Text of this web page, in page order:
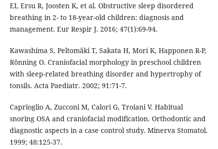
EI, Ersu R, Joosten K, et al. Obstructive sleep disordered
breathing in 2- to 18-year-old children: diagnosis and
management. Eur Respir J. 2016; 47(1):69-94.
Kawashima S, Peltomäki T, Sakata H, Mori K, Happonen R-P,
Rönning O. Craniofacial morphology in preschool children
with sleep-related breathing disorder and hypertrophy of
tonsils. Acta Paediatr. 2002; 91:71-7.
Caprioglio A, Zucconi M, Calori G, Troiani V. Habitual
snoring OSA and craniofacial modification. Orthodontic and
diagnostic aspects in a case control study. Minerva Stomatol.
1999; 48:125-37.